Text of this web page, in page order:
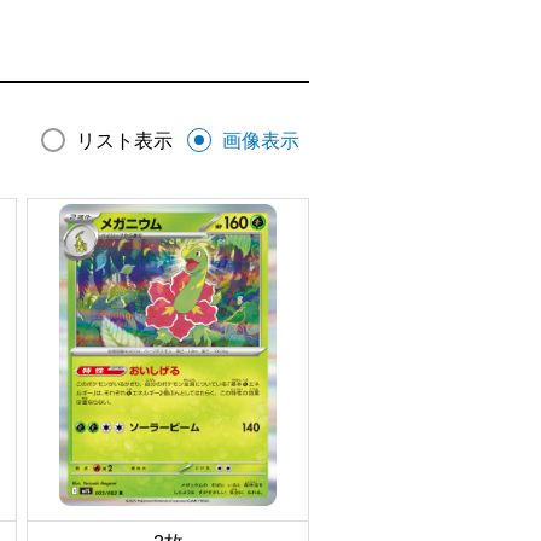
リスト表示 画像表示